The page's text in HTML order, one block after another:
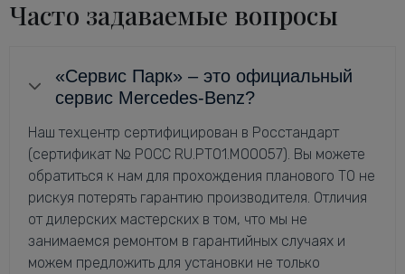
Часто задаваемые вопросы
«Сервис Парк» – это официальный
сервис Mercedes-Benz?
Наш техцентр сертифицирован в Росстандарт
(сертификат № РОСС RU.РТ01.М00057). Вы можете
обратиться к нам для прохождения планового ТО не
рискуя потерять гарантию производителя. Отличия
от дилерских мастерских в том, что мы не
занимаемся ремонтом в гарантийных случаях и
можем предложить для установки не только